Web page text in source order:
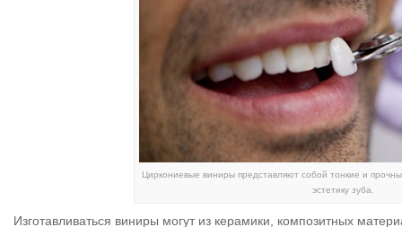
Циркониевые виниры представляют собой тонкие и
эстетику зуба.
Изготавливаться виниры могут из керамики, композитных